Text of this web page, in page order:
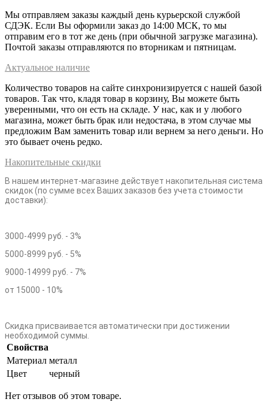
Мы отправляем заказы каждый день курьерской службой
СДЭК. Если Вы оформили заказ до 14:00 МСК, то мы
отправим его в тот же день (при обычной загрузке магазина).
Почтой заказы отправляются по вторникам и пятницам.
Актуальное наличие
Количество товаров на сайте синхронизируется с нашей базой
товаров. Так что, кладя товар в корзину, Вы можете быть
уверенными, что он есть на складе. У нас, как и у любого
магазина, может быть брак или недостача, в этом случае мы
предложим Вам заменить товар или вернем за него деньги. Но
это бывает очень редко.
Накопительные скидки
В нашем интернет-магазине действует накопительная система
скидок (по сумме всех Ваших заказов без учета стоимости
доставки):
3000-4999 руб. - 3%
5000-8999 руб. - 5%
9000-14999 руб. - 7%
от 15000 - 10%
Скидка присваивается автоматически при достижении
необходимой суммы.
Свойства
Материал металл
Цвет
черный
Нет отзывов об этом товаре.